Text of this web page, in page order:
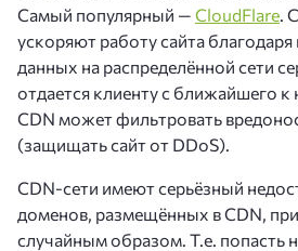
Самый популярный — CloudFlare.
ускоряют работу сайта
данных на распределённой сети
отдается клиенту с ближайшего к
CDN может фильтровать
(защищать сайт от DDoS).
CDN-сети имеют серьёзный
доменов, размещённых в CDN,
случайным образом. Т.е. попасть